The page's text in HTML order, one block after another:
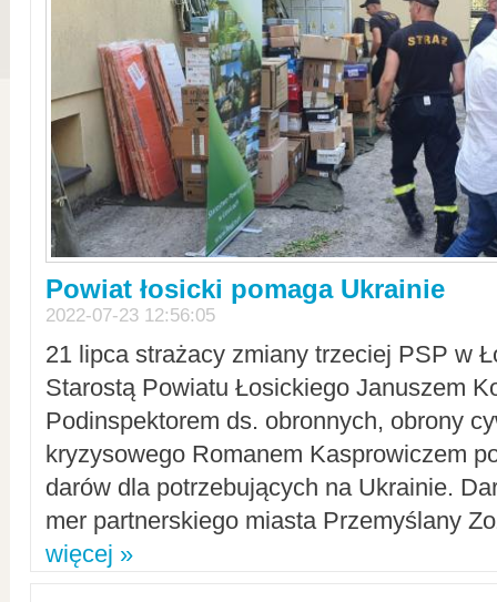
Powiat łosicki pomaga Ukrainie
2022-07-23 12:56:05
21 lipca strażacy zmiany trzeciej PSP w
Starostą Powiatu Łosickiego Januszem
Podinspektorem ds. obronnych, obrony
kryzysowego Romanem Kasprowiczem
darów dla potrzebujących na Ukrainie.
mer partnerskiego miasta Przemyślany
więcej »